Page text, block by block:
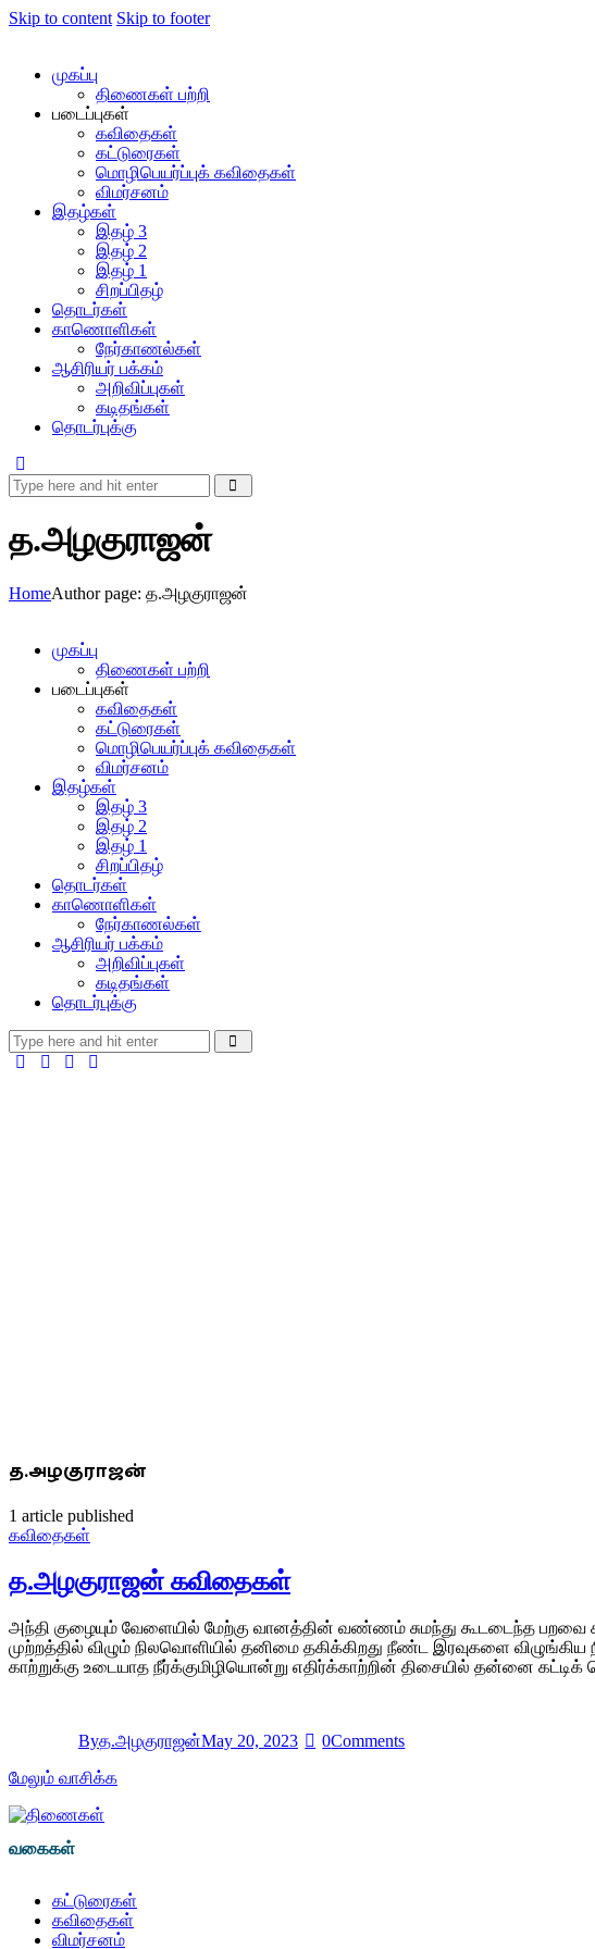
Skip to content Skip to footer
முகப்பு
திணைகள் பற்றி
படைப்புகள்
கவிதைகள்
கட்டுரைகள்
மொழிபெயர்ப்புக் கவிதைகள்
விமர்சனம்
இதழ்கள்
இதழ் 3
இதழ் 2
இதழ் 1
சிறப்பிதழ்
தொடர்கள்
காணொளிகள்
நேர்காணல்கள்
ஆசிரியர் பக்கம்
அறிவிப்புகள்
கடிதங்கள்
தொடர்புக்கு
த.அழகுராஜன்
HomeAuthor page: த.அழகுராஜன்
முகப்பு
திணைகள் பற்றி
படைப்புகள்
கவிதைகள்
கட்டுரைகள்
மொழிபெயர்ப்புக் கவிதைகள்
விமர்சனம்
இதழ்கள்
இதழ் 3
இதழ் 2
இதழ் 1
சிறப்பிதழ்
தொடர்கள்
காணொளிகள்
நேர்காணல்கள்
ஆசிரியர் பக்கம்
அறிவிப்புகள்
கடிதங்கள்
தொடர்புக்கு
த.அழகுராஜன்
1 article published
கவிதைகள்
த.அழகுராஜன் கவிதைகள்
அந்தி குழையும் வேளையில் மேற்கு வானத்தின் வண்ணம் சுமந்து கூடடைந்த
முற்றத்தில் விழும் நிலவொளியில் தனிமை தகிக்கிறது நீண்ட இரவுகளை
காற்றுக்கு உடையாத நீர்க்குமிழியொன்று எதிர்க்காற்றின் திசையில் தன்னை
Byத.அழகுராஜன்May 20, 2023 0Comments
மேலும் வாசிக்க
வகைகள்
கட்டுரைகள்
கவிதைகள்
விமர்சனம்